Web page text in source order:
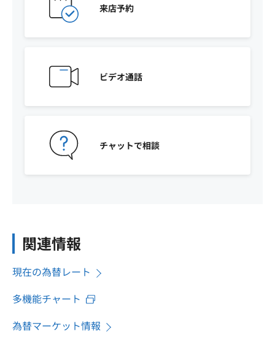
来店予約
ビデオ通話
チャットで相談
関連情報
現在の為替レート
多機能チャート
為替マーケット情報